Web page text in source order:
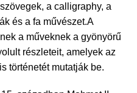
a calligraphy, a
és a fa művészet.A
a műveknek a gyönyörű
részleteit, amelyek az
történetét mutatják be.